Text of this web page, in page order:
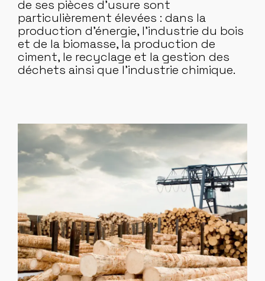
de ses pièces d’usure sont
particulièrement élevées : dans la
production d’énergie, l’industrie du bois
et de la biomasse, la production de
ciment, le recyclage et la gestion des
déchets ainsi que l’industrie chimique.